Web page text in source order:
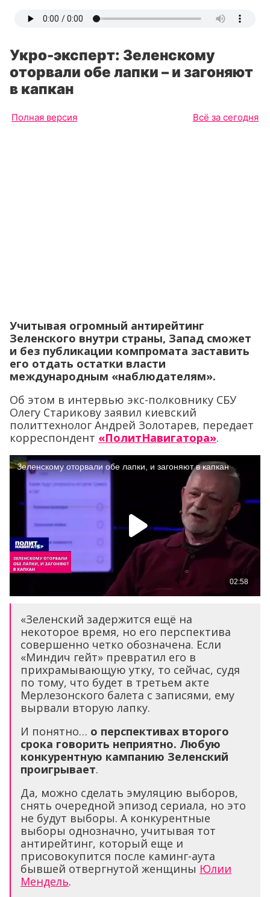
Укро-эксперт: Зеленскому
оторвали обе лапки – и загоняют
в капкан
Полная версия Всё за сегодня
Учитывая огромный антирейтинг
Зеленского внутри страны, Запад сможет
и без публикации компромата заставить
его отдать остатки власти
международным «наблюдателям».
Об этом в интервью экс-полковнику СБУ
Олегу Старикову заявил киевский
политтехнолог Андрей Золотарев, передает
корреспондент «ПолитНавигатора».
«Зеленский задержится ещё на
некоторое время, но его перспектива
совершенно четко обозначена. Если
«Миндич гейт» превратил его в
прихрамывающую утку, то сейчас, судя
по тому, что будет в третьем акте
Мерлезонского балета с записями, ему
вырвали вторую лапку.
И понятно… о перспективах второго
срока говорить неприятно. Любую
конкурентную кампанию Зеленский
проигрывает.
Да, можно сделать эмуляцию выборов,
снять очередной эпизод сериала, но это
не будут выборы. А конкурентные
выборы однозначно, учитывая тот
антирейтинг, который еще и
присовокупится после каминг-аута
бывшей отвергнутой женщины Юлии
Мендель.